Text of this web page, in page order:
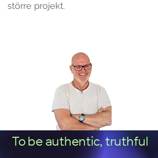
större projekt.
To be authentic, truthful